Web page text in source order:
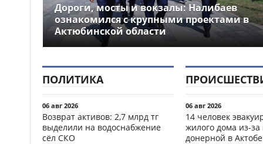
Дороги, мосты и вокзалы: Налибаев
ознакомился с крупными проектами в
Актюбинской области
ПОЛИТИКА
06 авг 2026
Возврат активов: 2,7 млрд тг
выделили на водоснабжение
сёл СКО
06 авг 2026
14 человек
жилого дома из-
донерной в Актобе